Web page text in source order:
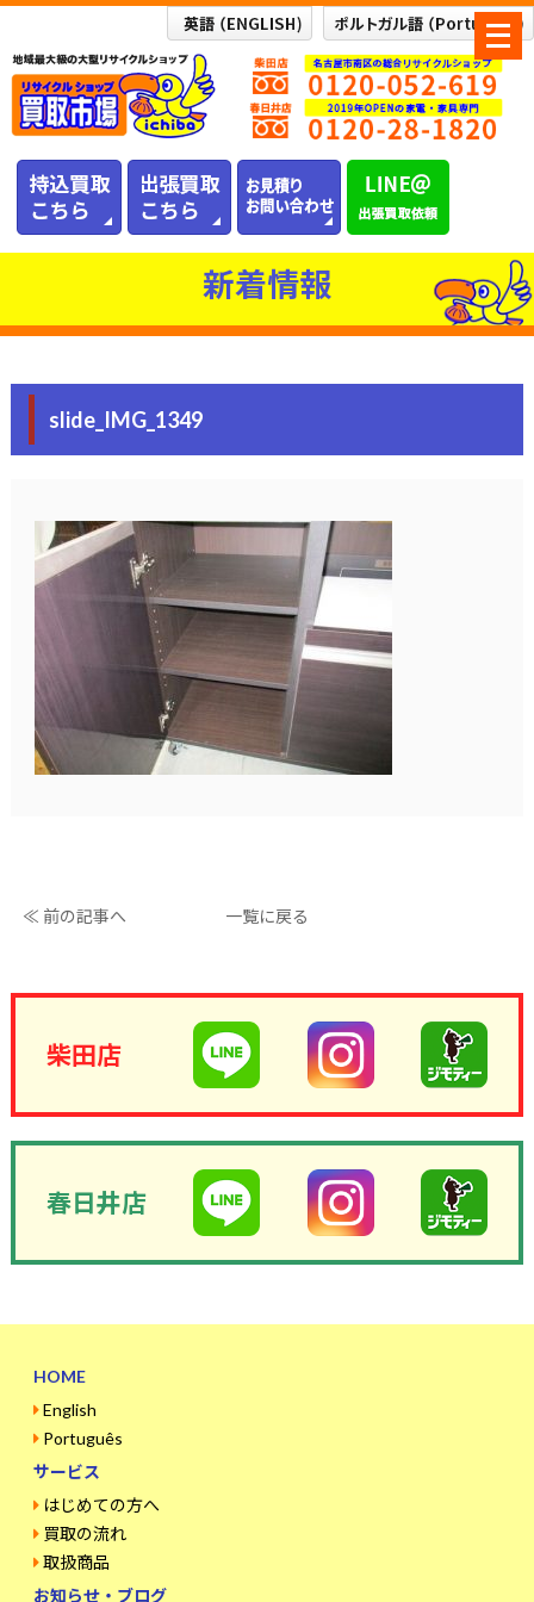
メ
ニ
ュ
ー
新着情報
slide_IMG_1349
≪ 前の記事へ 一覧に戻る
柴田店
春日井店
HOME
English
Português
サービス
はじめての方へ
買取の流れ
取扱商品
お知らせ・ブログ